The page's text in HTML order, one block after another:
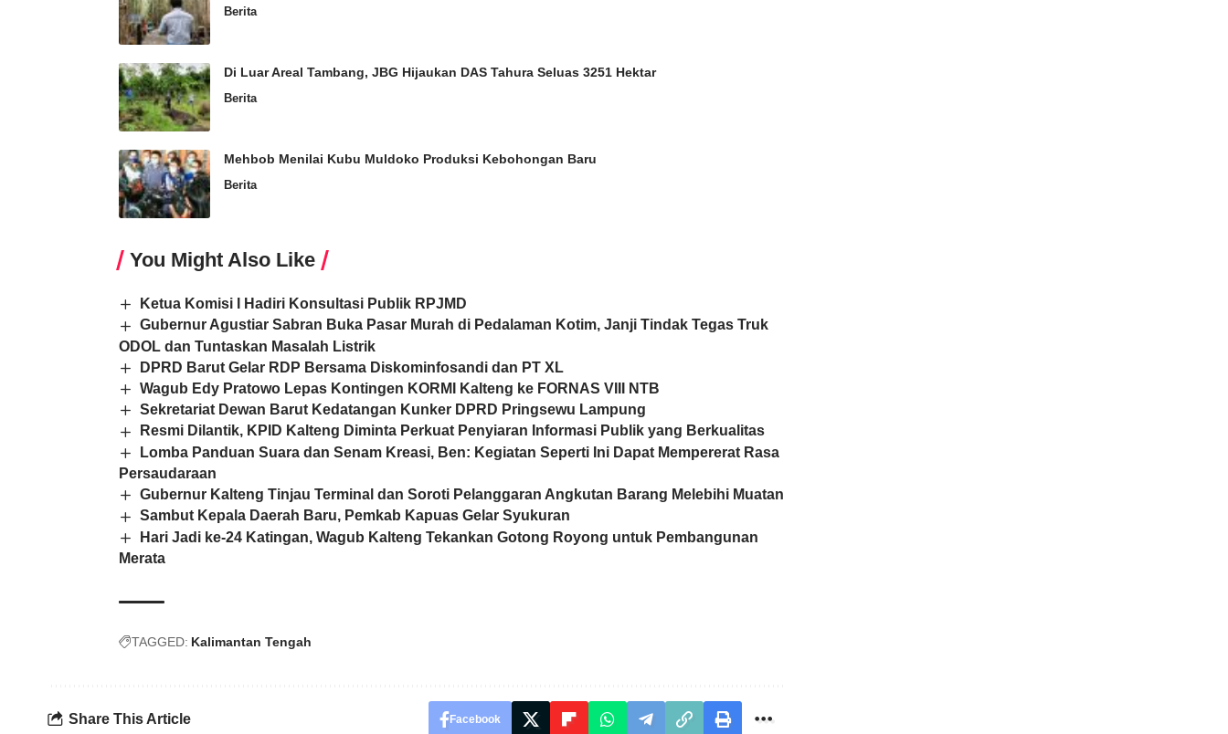
Berita
Di Luar Areal Tambang, JBG Hijaukan DAS Tahura Seluas 3251 Hektar
Berita
Mehbob Menilai Kubu Muldoko Produksi Kebohongan Baru
Berita
You Might Also Like
Ketua Komisi I Hadiri Konsultasi Publik RPJMD
Gubernur Agustiar Sabran Buka Pasar Murah di Pedalaman Kotim, Janji Tindak Tegas Truk
ODOL dan Tuntaskan Masalah Listrik
DPRD Barut Gelar RDP Bersama Diskominfosandi dan PT XL
Wagub Edy Pratowo Lepas Kontingen KORMI Kalteng ke FORNAS VIII NTB
Sekretariat Dewan Barut Kedatangan Kunker DPRD Pringsewu Lampung
Resmi Dilantik, KPID Kalteng Diminta Perkuat Penyiaran Informasi Publik yang Berkualitas
Lomba Panduan Suara dan Senam Kreasi, Ben: Kegiatan Seperti Ini Dapat Mempererat Rasa
Persaudaraan
Gubernur Kalteng Tinjau Terminal dan Soroti Pelanggaran Angkutan Barang Melebihi Muatan
Sambut Kepala Daerah Baru, Pemkab Kapuas Gelar Syukuran
Hari Jadi ke-24 Katingan, Wagub Kalteng Tekankan Gotong Royong untuk Pembangunan
Merata
TAGGED: Kalimantan Tengah
Share This Article Facebook